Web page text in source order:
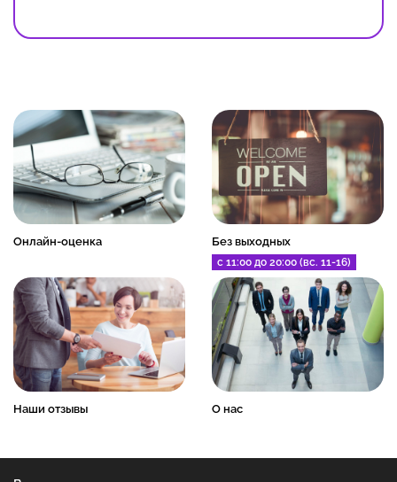
Онлайн-оценка Без выходных
с 11:00 до 20:00 (вс. 11-16)
Наши отзывы О нас